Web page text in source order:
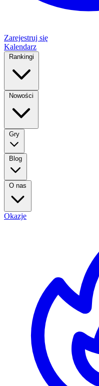
Zarejestruj się
Kalendarz
Rankingi
Nowości
Gry
Blog
O nas
Okazje